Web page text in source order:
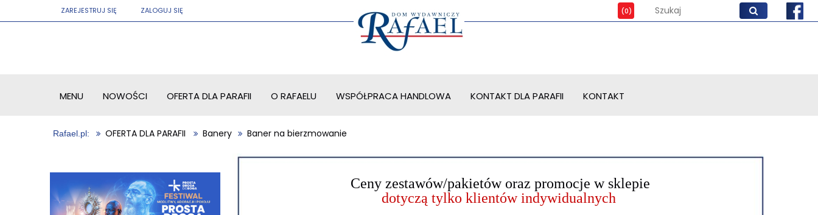
ZAREJESTRUJ SIĘ ZALOGUJ SIĘ
MENU NOWOŚCI OFERTA DLA PARAFII O RAFAELU WSPÓŁPRACA HANDLOWA KONTAKT DLA PARAFII KONTAKT
OFERTA DLA PARAFII Banery Baner na bierzmowanie
Ceny zestawów/pakietów oraz promocje w sklepie
dotyczą tylko klientów indywidualnych